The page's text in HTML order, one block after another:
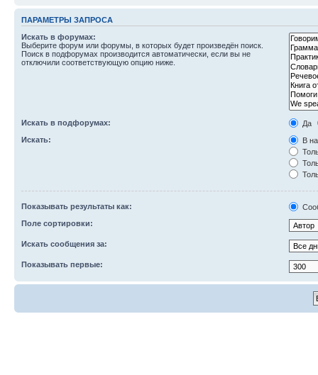
ПАРАМЕТРЫ ЗАПРОСА
Искать в форумах:
Выберите форум или форумы, в которых будет произведён поиск.
Поиск в подфорумах производится автоматически, если вы не
отключили соответствующую опцию ниже.
Искать в подфорумах:
Да
Искать:
В
Показывать результаты как:
Поле сортировки:
Искать сообщения за:
Показывать первые: